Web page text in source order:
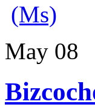
(Ms)
May 08